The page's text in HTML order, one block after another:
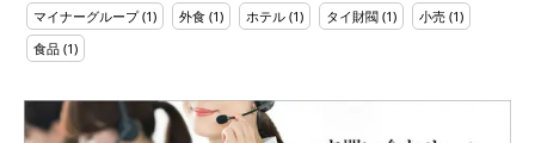
マイナーグループ(1) 外食 (1) ホテル (1) タイ財閥 (1) 小売 (1)
食品 (1)